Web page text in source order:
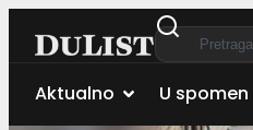
Aktualno U spomen